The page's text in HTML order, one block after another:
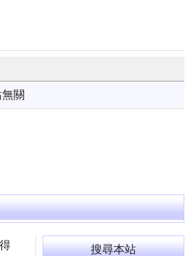
關
搜尋本站